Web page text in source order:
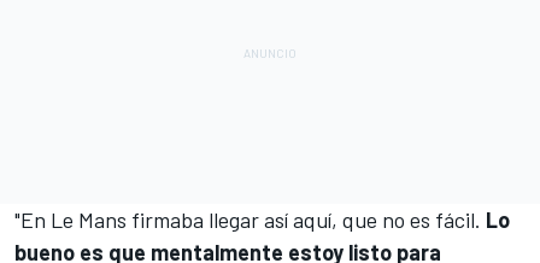
"En Le Mans firmaba llegar así aquí, que no es fácil. Lo
bueno es que mentalmente estoy listo para